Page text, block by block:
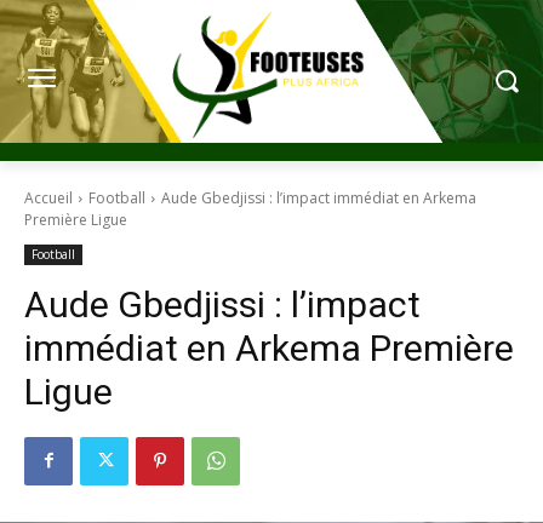
Accueil Football
Aude Gbedjissi : l’impact immédiat en Arkema
Première Ligue
Football
Aude Gbedjissi : l’impact
immédiat en Arkema Première
Ligue